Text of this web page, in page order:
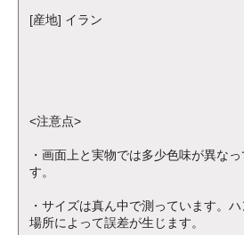
[産地] イラン
<注意点>
・画面上と実物では多少色味が異な
す。
・サイズは真ん中で測っています。
場所によって誤差が生じます。